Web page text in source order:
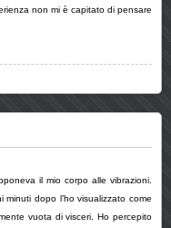
non mi è capitato di pensare
il mio corpo alle vibrazioni.
dopo l’ho visualizzato come
vuota di visceri. Ho percepito